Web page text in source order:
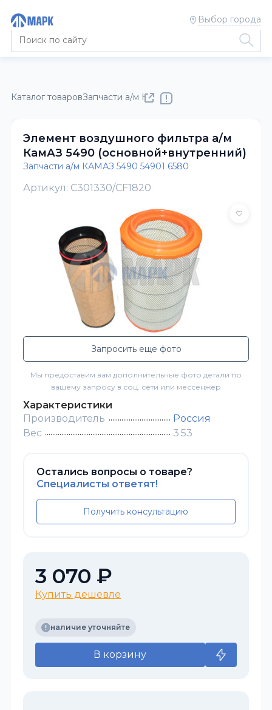
Выбор города
Каталог товаровЗапчасти а/м КАМАЗ
Элемент воздушного фильтра а/м
КамАЗ 5490 (основной+внутренний)
Запчасти а/м КАМАЗ 5490 54901 6580
Артикул: С301330/СF1820
Запросить еще фото
Мы предоставим вам дополнительные фото детали по
вашему запросу в соц. сети или мессенжер
Характеристики
Производитель
Россия
Вес
3.53
Остались вопросы о товаре?
Специалисты ответят!
Получить консультацию
3 070 ₽
Купить дешевле
наличие уточняйте
В корзину